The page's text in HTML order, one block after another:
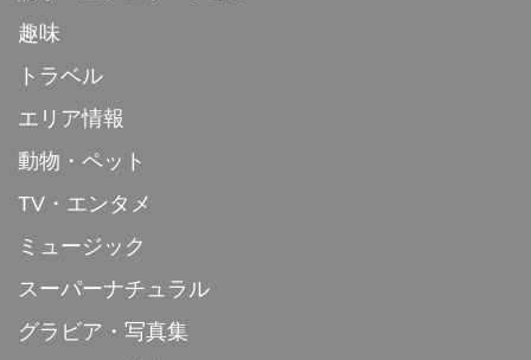
趣味
トラベル
エリア情報
動物・ペット
TV・エンタメ
ミュージック
スーパーナチュラル
グラビア・写真集